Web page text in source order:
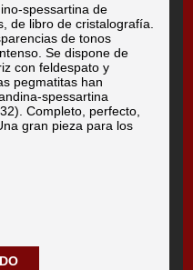
spessartina de
de libro de cristalografía.
de tonos
Se dispone de
con feldespato y
pegmatitas han
spessartina
Completo, perfecto,
gran pieza para los